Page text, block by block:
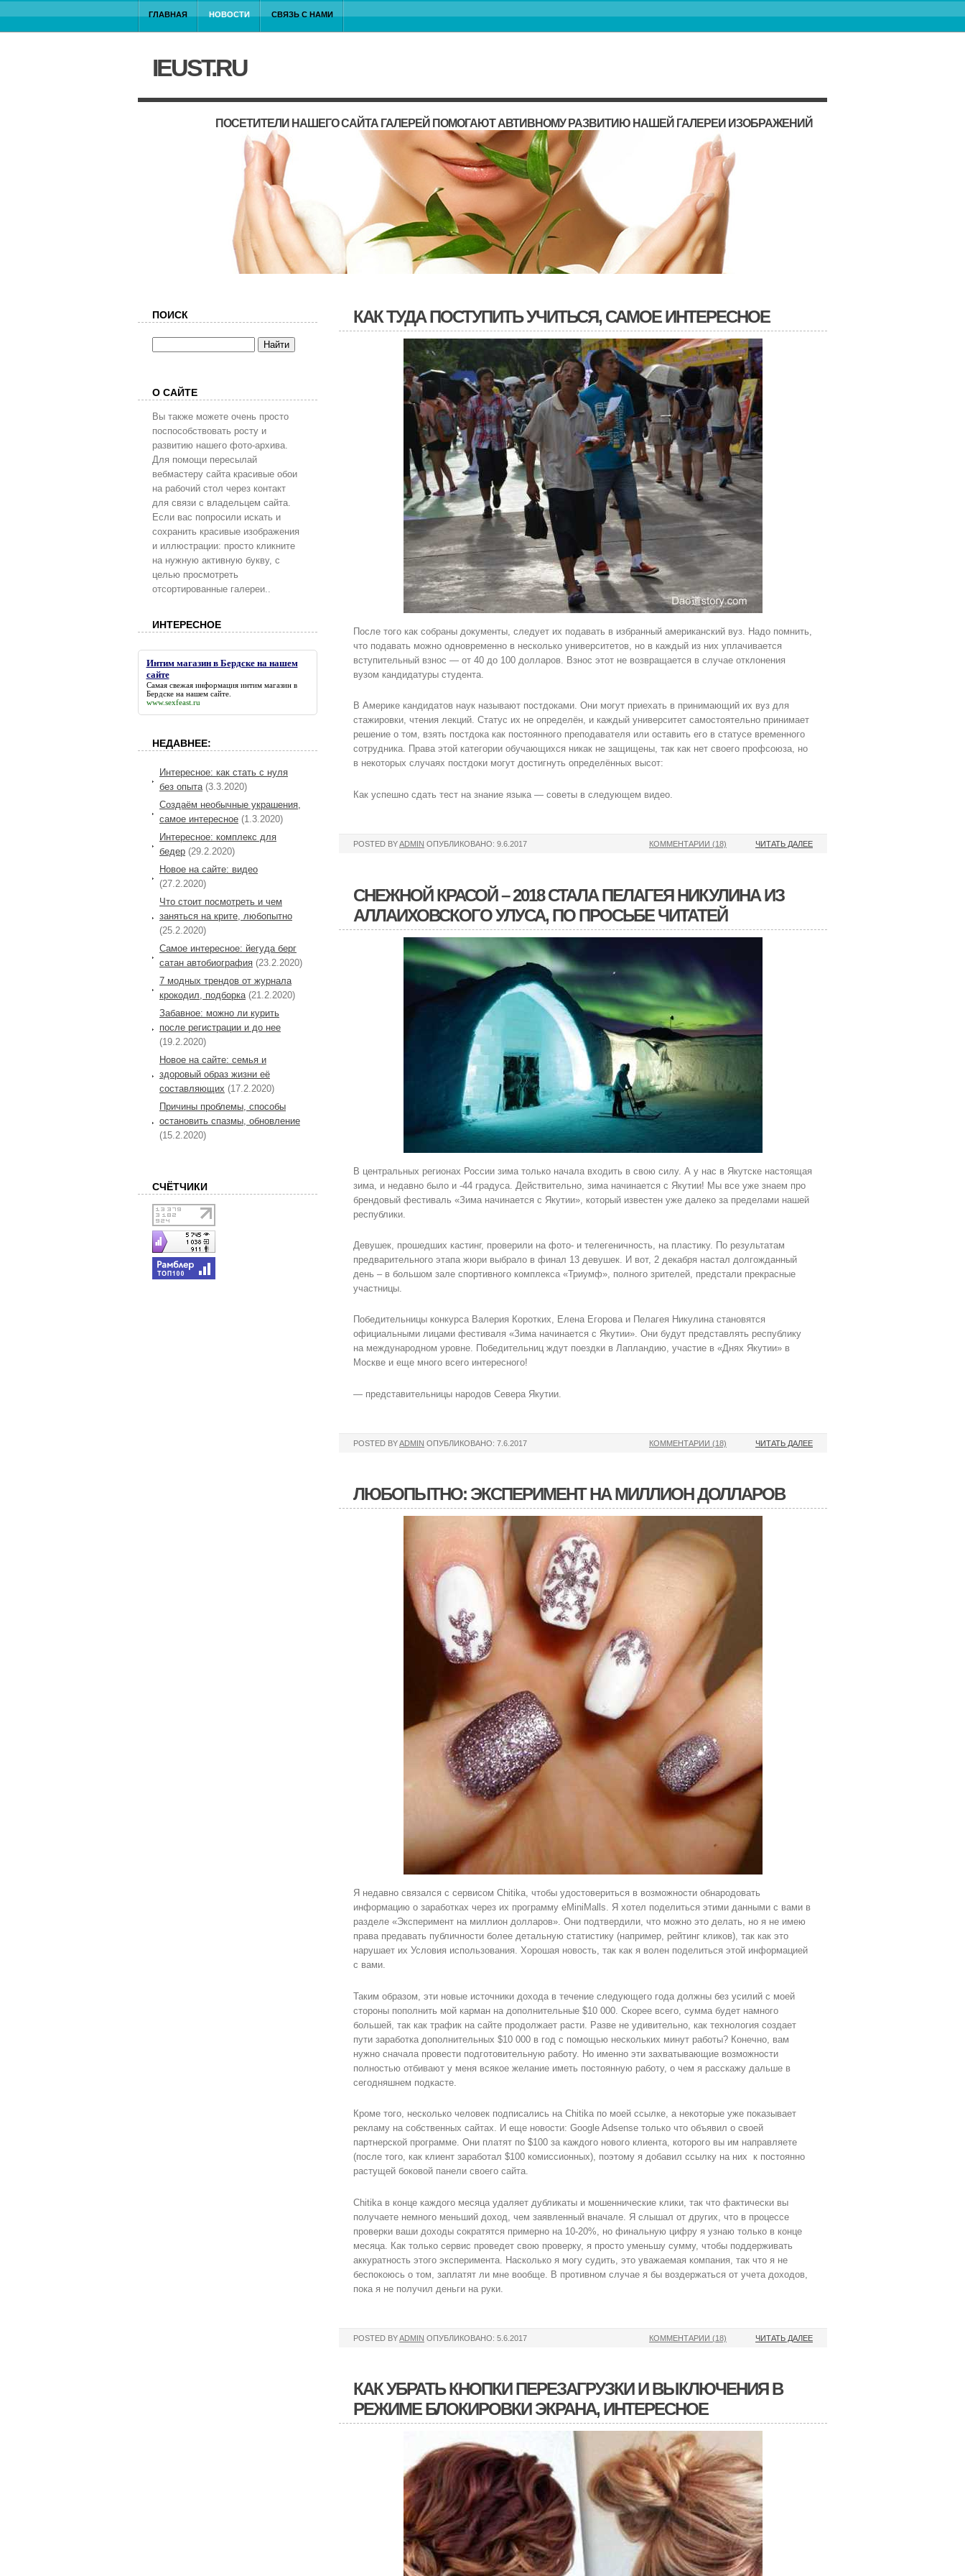
ГЛАВНАЯ НОВОСТИ СВЯЗЬ С НАМИ
IEUST.RU
ПОСЕТИТЕЛИ НАШЕГО САЙТА ГАЛЕРЕЙ ПОМОГАЮТ АВТИВНОМУ РАЗВИТИЮ НАШЕЙ ГАЛЕРЕИ ИЗОБРАЖЕНИЙ
КАК ТУДА ПОСТУПИТЬ УЧИТЬСЯ, САМОЕ ИНТЕРЕСНОЕ
После того как собраны документы, следует их подавать в избранный американский вуз. Надо помнить,
что подавать можно одновременно в несколько университетов, но в каждый из них уплачивается
вступительный взнос — от 40 до 100 долларов. Взнос этот не возвращается в случае отклонения
вузом кандидатуры студента.
В Америке кандидатов наук называют постдоками. Они могут приехать в принимающий их вуз для
стажировки, чтения лекций. Статус их не определён, и каждый университет самостоятельно принимает
решение о том, взять постдока как постоянного преподавателя или оставить его в статусе временного
сотрудника. Права этой категории обучающихся никак не защищены, так как нет своего профсоюза, но
в некоторых случаях постдоки могут достигнуть определённых высот:
Как успешно сдать тест на знание языка — советы в следующем видео.
POSTED BYADMIN ОПУБЛИКОВАНО: 9.6.2017 ЧИТАТЬ ДАЛЕЕ
КОММЕНТАРИИ (18)
СНЕЖНОЙ КРАСОЙ – 2018 СТАЛА ПЕЛАГЕЯ НИКУЛИНА ИЗ
АЛЛАИХОВСКОГО УЛУСА, ПО ПРОСЬБЕ ЧИТАТЕЙ
В центральных регионах России зима только начала входить в свою силу. А у нас в Якутске настоящая
зима, и недавно было и -44 градуса. Действительно, зима начинается с Якутии! Мы все уже знаем про
брендовый фестиваль «Зима начинается с Якутии», который известен уже далеко за пределами нашей
республики.
Девушек, прошедших кастинг, проверили на фото- и телегеничность, на пластику. По результатам
предварительного этапа жюри выбрало в финал 13 девушек. И вот, 2 декабря настал долгожданный
день – в большом зале спортивного комплекса «Триумф», полного зрителей, предстали прекрасные
участницы.
Победительницы конкурса Валерия Коротких, Елена Егорова и Пелагея Никулина становятся
официальными лицами фестиваля «Зима начинается с Якутии». Они будут представлять республику
на международном уровне. Победительниц ждут поездки в Лапландию, участие в «Днях Якутии» в
Москве и еще много всего интересного!
— представительницы народов Севера Якутии.
POSTED BYADMIN ОПУБЛИКОВАНО: 7.6.2017 ЧИТАТЬ ДАЛЕЕ
КОММЕНТАРИИ (18)
ЛЮБОПЫТНО: ЭКСПЕРИМЕНТ НА МИЛЛИОН ДОЛЛАРОВ
Я недавно связался с сервисом Chitika, чтобы удостовериться в возможности обнародовать
информацию о заработках через их программу eMiniMalls. Я хотел поделиться этими данными с вами в
разделе «Эксперимент на миллион долларов». Они подтвердили, что можно это делать, но я не имею
права предавать публичности более детальную статистику (например, рейтинг кликов), так как это
нарушает их Условия использования. Хорошая новость, так как я волен поделиться этой информацией
с вами.
Таким образом, эти новые источники дохода в течение следующего года должны без усилий с моей
стороны пополнить мой карман на дополнительные $10 000. Скорее всего, сумма будет намного
большей, так как трафик на сайте продолжает расти. Разве не удивительно, как технология создает
пути заработка дополнительных $10 000 в год с помощью нескольких минут работы? Конечно, вам
нужно сначала провести подготовительную работу. Но именно эти захватывающие возможности
полностью отбивают у меня всякое желание иметь постоянную работу, о чем я расскажу дальше в
сегодняшнем подкасте.
Кроме того, несколько человек подписались на Chitika по моей ссылке, а некоторые уже показывает
рекламу на собственных сайтах. И еще новости: Google Adsense только что объявил о своей
партнерской программе. Они платят по $100 за каждого нового клиента, которого вы им направляете
(после того, как клиент заработал $100 комиссионных), поэтому я добавил ссылку на них к постоянно
растущей боковой панели своего сайта.
Chitika в конце каждого месяца удаляет дубликаты и мошеннические клики, так что фактически вы
получаете немного меньший доход, чем заявленный вначале. Я слышал от других, что в процессе
проверки ваши доходы сократятся примерно на 10-20%, но финальную цифру я узнаю только в конце
месяца. Как только сервис проведет свою проверку, я просто уменьшу сумму, чтобы поддерживать
аккуратность этого эксперимента. Насколько я могу судить, это уважаемая компания, так что я не
беспокоюсь о том, заплатят ли мне вообще. В противном случае я бы воздержаться от учета доходов,
пока я не получил деньги на руки.
POSTED BYADMIN ОПУБЛИКОВАНО: 5.6.2017 ЧИТАТЬ ДАЛЕЕ
КОММЕНТАРИИ (18)
КАК УБРАТЬ КНОПКИ ПЕРЕЗАГРУЗКИ И ВЫКЛЮЧЕНИЯ В
РЕЖИМЕ БЛОКИРОВКИ ЭКРАНА, ИНТЕРЕСНОЕ
ПОИСК
О САЙТЕ
Вы также можете очень просто
поспособствовать росту и
развитию нашего фото-архива.
Для помощи пересылай
вебмастеру сайта красивые обои
на рабочий стол через контакт
для связи с владельцем сайта.
Если вас попросили искать и
сохранить красивые изображения
и иллюстрации: просто кликните
на нужную активную букву, с
целью просмотреть
отсортированные галереи..
ИНТЕРЕСНОЕ
Интим магазин в Бердске на нашем
сайте
Самая свежая информация интим магазин в
Бердске на нашем сайте.
www.sexfeast.ru
НЕДАВНЕЕ:
Интересное: как стать с нуля
без опыта(3.3.2020)
Создаём необычные украшения,
самое интересное (1.3.2020)
Интересное: комплекс для
бедер (29.2.2020)
Новое на сайте: видео
(27.2.2020)
Что стоит посмотреть и чем
заняться на крите, любопытно
(25.2.2020)
Самое интересное: йегуда берг
сатан автобиография (23.2.2020)
7 модных трендов от журнала
крокодил, подборка(21.2.2020)
Забавное: можно ли курить
после регистрации и до нее
(19.2.2020)
Новое на сайте: семья и
здоровый образ жизни её
составляющих (17.2.2020)
Причины проблемы, способы
остановить спазмы, обновление
(15.2.2020)
СЧЁТЧИКИ